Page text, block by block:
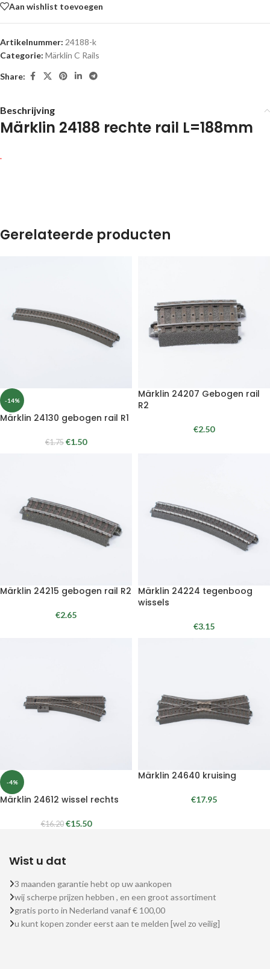
Aan wishlist toevoegen
Artikelnummer: 24188-k
Categorie: Märklin C Rails
Share:
Beschrijving
Märklin 24188 rechte rail L=188mm
.
Gerelateerde producten
-14%
Märklin 24130 gebogen rail R1
€1.75 €1.50
Märklin 24207 Gebogen rail
R2
€2.50
Märklin 24215 gebogen rail R2
€2.65
Märklin 24224 tegenboog
wissels
€3.15
-4%
Märklin 24612 wissel rechts
€16.20 €15.50
Märklin 24640 kruising
€17.95
Wist u dat
3 maanden garantie hebt op uw aankopen
wij scherpe prijzen hebben , en een groot assortiment
gratis porto in Nederland vanaf € 100,00
u kunt kopen zonder eerst aan te melden [wel zo veilig]